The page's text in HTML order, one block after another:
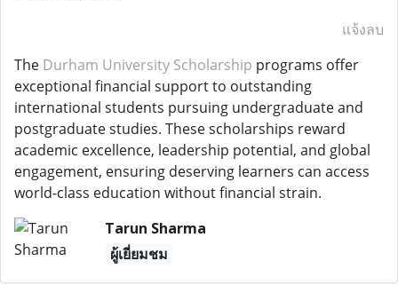
แจ้งลบ
The Durham University Scholarship programs offer
exceptional financial support to outstanding
international students pursuing undergraduate and
postgraduate studies. These scholarships reward
academic excellence, leadership potential, and global
engagement, ensuring deserving learners can access
world-class education without financial strain.
Tarun Sharma
ผู้เยี่ยมชม